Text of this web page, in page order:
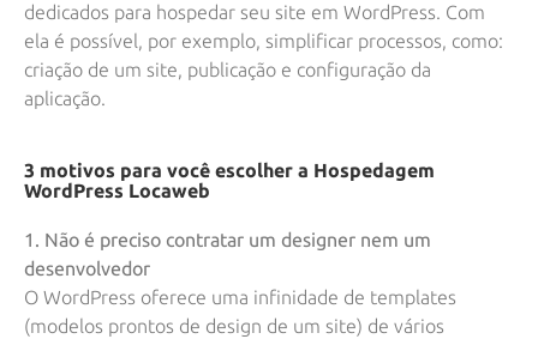
dedicados para hospedar seu site em WordPress. Com
ela é possível, por exemplo, simplificar processos, como:
criação de um site, publicação e configuração da
aplicação.
3 motivos para você escolher a Hospedagem
WordPress Locaweb
1. Não é preciso contratar um designer nem um
desenvolvedor
O WordPress oferece uma infinidade de templates
(modelos prontos de design de um site) de vários